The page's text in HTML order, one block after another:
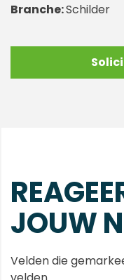
Branche:Schilder
JOUW
Velden die